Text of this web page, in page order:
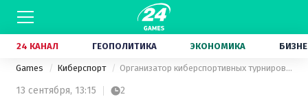
24 КАНАЛ ГЕОПОЛИТИКА ЭКОНОМИКА
Games Киберспорт Организатор киберспортивных турниров FISSURE объявил аж 13 новых чемпионатов по Dota 2
13 сентября, 13:15 2